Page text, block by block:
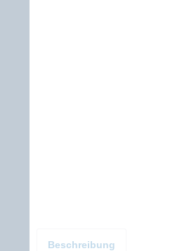
Beschreibung